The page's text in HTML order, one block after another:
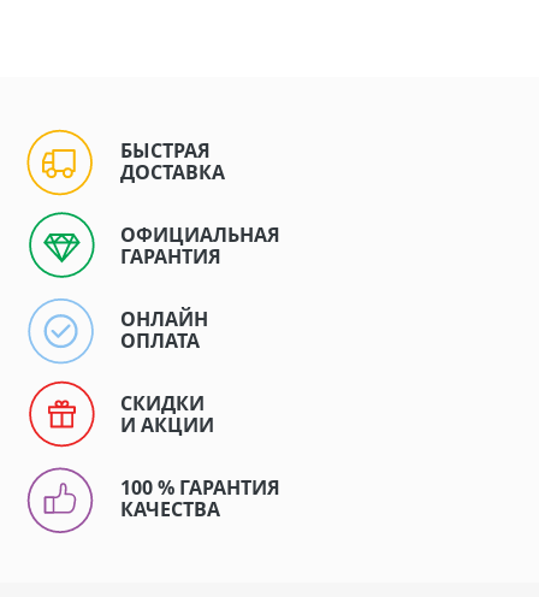
БЫСТРАЯ
ДОСТАВКА
ОФИЦИАЛЬНАЯ
ГАРАНТИЯ
ОНЛАЙН
ОПЛАТА
СКИДКИ
И АКЦИИ
100 % ГАРАНТИЯ
КАЧЕСТВА